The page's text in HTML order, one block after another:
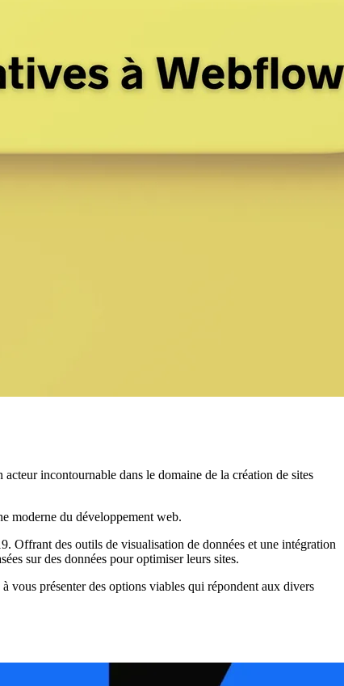
incontournable dans le domaine de la création de sites
moderne du développement web.
Offrant des outils de visualisation de données et une intégration
sur des données pour optimiser leurs sites.
vous présenter des options viables qui répondent aux divers